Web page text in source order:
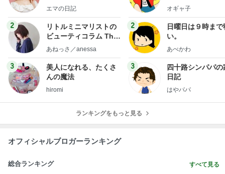
社売却セカンドライ
エマの日記
2
リトルミニマリストの
ビューティコラム The
little minimalist's bea
あねっさ／anessa
3
美人になれる、たくさ
んの魔法
hiromi
オギャ子
2
日曜日は９時まで
い。
あべかわ
3
四十路シンパパの
日記
はやパパ
ランキングをもっと見る
オフィシャルブロガーランキング
総合ランキング すべて見る